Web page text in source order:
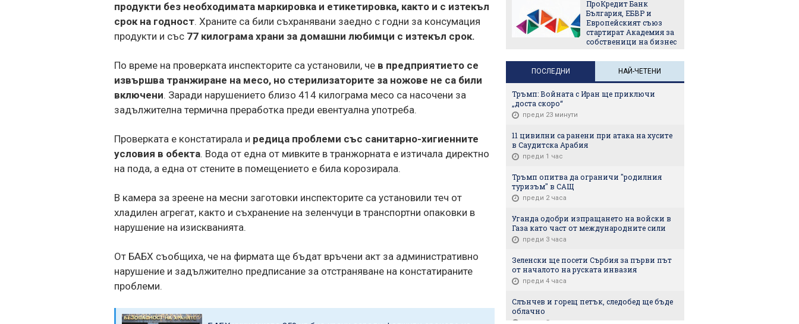
продукти без необходимата маркировка и етикетировка, както и с изтекъл
срок на годност. Храните са били съхранявани заедно с годни за консумация
продукти и със 77 килограма храни за домашни любимци с изтекъл срок.
По време на проверката инспекторите са установили, че в предприятието се
извършва транжиране на месо, но стерилизаторите за ножове не са били
включени. Заради нарушението близо 414 килограма месо са насочени за
задължителна термична преработка преди евентуална употреба.
Проверката е констатирала и редица проблеми със санитарно-хигиенните
условия в обекта. Вода от една от мивките в транжорната е изтичала директно
на пода, а една от стените в помещението е била корозирала.
В камера за зреене на месни заготовки инспекторите са установили теч от
хладилен агрегат, както и съхранение на зеленчуци в транспортни опаковки в
нарушение на изискванията.
От БАБХ съобщиха, че на фирмата ще бъдат връчени акт за административно
нарушение и задължително предписание за отстраняване на констатираните
проблеми.
Стотици посрещнаха
Мохамед Салах в Турция
ПроКредит Банк
България, ЕБВР и
Европейският съюз
стартират Академия за
собственици на бизнес
ПОСЛЕДНИ НАЙ-ЧЕТЕНИ
Тръмп: Войната с Иран ще приключи
„доста скоро“
преди 23 минути
11 цивилни са ранени при атака на хусите
в Саудитска Арабия
преди 1 час
Тръмп опитва да ограничи "родилния
туризъм" в САЩ
преди 2 часа
Уганда одобри изпращането на войски в
Газа като част от международните сили
преди 3 часа
Зеленски ще посети Сърбия за първи път
от началото на руската инвазия
преди 4 часа
Слънчев и горещ петък, следобед ще бъде
облачно
преди 5 часа